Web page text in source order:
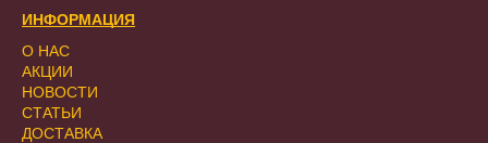
ИНФОРМАЦИЯ
О НАС
АКЦИИ
НОВОСТИ
СТАТЬИ
ДОСТАВКА